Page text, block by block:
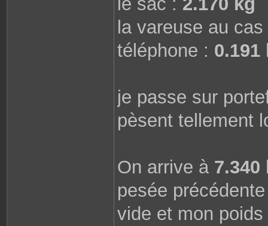
la vareuse au
téléphone : 0.191
je passe sur
pèsent tellement
On arrive à 7.340
pesée
vide et mon